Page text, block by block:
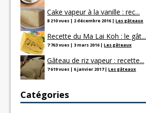
Cake vapeur à la vanille : rec...
8 210 vues | 2 décembre 2016 |Les gâteaux
Recette du Ma Lai Koh : le gât...
7 763 vues |3 mars 2016 |Les gâteaux
Gâteau de riz vapeur : recette...
7 619 vues |6 janvier 2017|Les gâteaux
Catégories